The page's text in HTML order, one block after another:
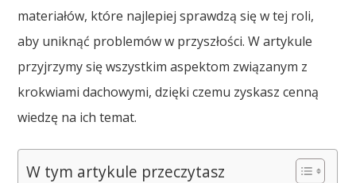
materiałów, które najlepiej sprawdzą się w tej roli,
aby uniknąć problemów w przyszłości. W artykule
przyjrzymy się wszystkim aspektom związanym z
krokwiami dachowymi, dzięki czemu zyskasz cenną
wiedzę na ich temat.
W tym artykule przeczytasz